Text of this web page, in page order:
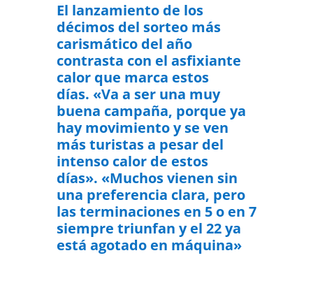
El lanzamiento de los
décimos del sorteo más
carismático del año
contrasta con el asfixiante
calor que marca estos
días. «Va a ser una muy
buena campaña, porque ya
hay movimiento y se ven
más turistas a pesar del
intenso calor de estos
días». «Muchos vienen sin
una preferencia clara, pero
las terminaciones en 5 o en 7
siempre triunfan y el 22 ya
está agotado en máquina»